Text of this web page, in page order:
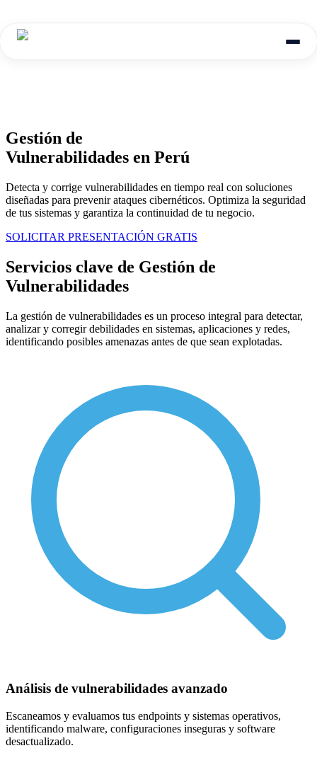
Gestión de
Vulnerabilidades en Perú
Detecta y corrige vulnerabilidades en tiempo real con soluciones
diseñadas para prevenir ataques cibernéticos. Optimiza la seguridad
de tus sistemas y garantiza la continuidad de tu negocio.
SOLICITAR PRESENTACIÓN GRATIS
Servicios clave de Gestión de
Vulnerabilidades
La gestión de vulnerabilidades es un proceso integral para detectar,
analizar y corregir debilidades en sistemas, aplicaciones y redes,
identificando posibles amenazas antes de que sean explotadas.
Análisis de vulnerabilidades avanzado
Escaneamos y evaluamos tus endpoints y sistemas operativos,
identificando malware, configuraciones inseguras y software
desactualizado.